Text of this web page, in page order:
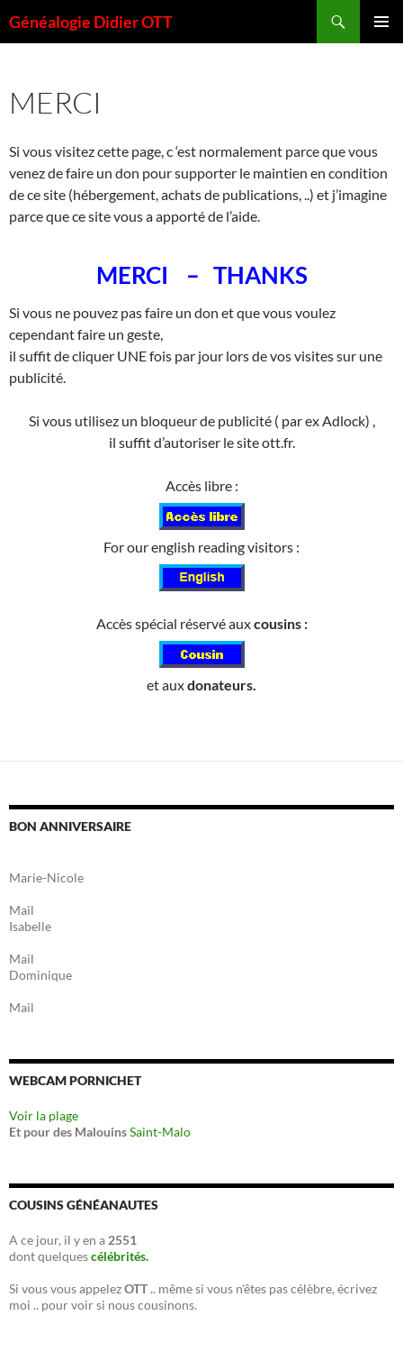
auGénéalogie Didier OTT
MERCI
Si vous visitez cette page, c ‘est normalement parce que vous
venez de faire un don pour supporter le maintien en condition
de ce site (hébergement, achats de publications, ..) et j’imagine
parce que ce site vous a apporté de l’aide.
MERCI – THANKS
Si vous ne pouvez pas faire un don et que vous voulez
cependant faire un geste,
il suffit de cliquer UNE fois par jour lors de vos visites sur une
publicité.
Si vous utilisez un bloqueur de publicité ( par ex Adlock) ,
il suffit d’autoriser le site ott.fr.
Accès libre :
For our english reading visitors :
Accès spécial réservé auxcousins :
et auxdonateurs.
BON ANNIVERSAIRE
Marie-Nicole
Mail
Isabelle
Mail
Dominique
Mail
WEBCAM PORNICHET
Voir la plage
Et pour des MalouinsSaint-Malo
COUSINS GÉNÉANAUTES
A ce jour, il y en a 2551
dont quelquescélébrités.
Si vous vous appelezOTT.. même si vous n'êtes pas célèbre, écrivez
moi .. pour voir si nous cousinons.